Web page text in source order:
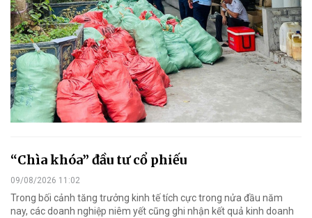
“Chìa khóa” đầu tư cổ phiếu
09/08/2026 11:02
Trong bối cảnh tăng trưởng kinh tế tích cực trong nửa đầu năm
nay, các doanh nghiệp niêm yết cũng ghi nhận kết quả kinh doanh